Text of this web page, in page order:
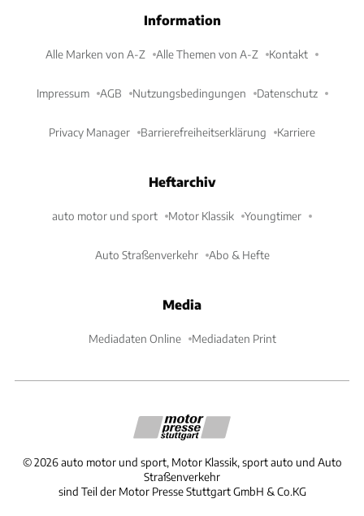
Information
Alle Marken von A-Z Alle Themen von A-Z Kontakt
Impressum AGB Nutzungsbedingungen Datenschutz
Privacy Manager Barrierefreiheitserklärung Karriere
Heftarchiv
auto motor und sport Motor Klassik Youngtimer
Auto Straßenverkehr Abo & Hefte
Media
Mediadaten Online Mediadaten Print
©2026 auto motor und sport, Motor Klassik, sport auto und Auto
Straßenverkehr
sind Teil der Motor Presse Stuttgart GmbH & Co.KG